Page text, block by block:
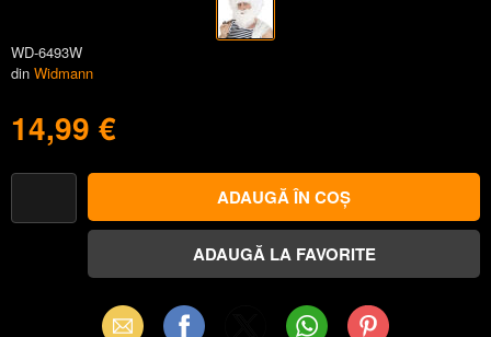
WD-6493W
din Widmann
14,99 €
Email Facebook WhatsAppPinterest